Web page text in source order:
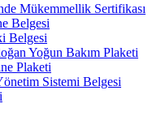
Mükemmellik Sertifikası
Belgesi
Belgesi
Yoğun Bakım Plaketi
Plaketi
Sistemi Belgesi